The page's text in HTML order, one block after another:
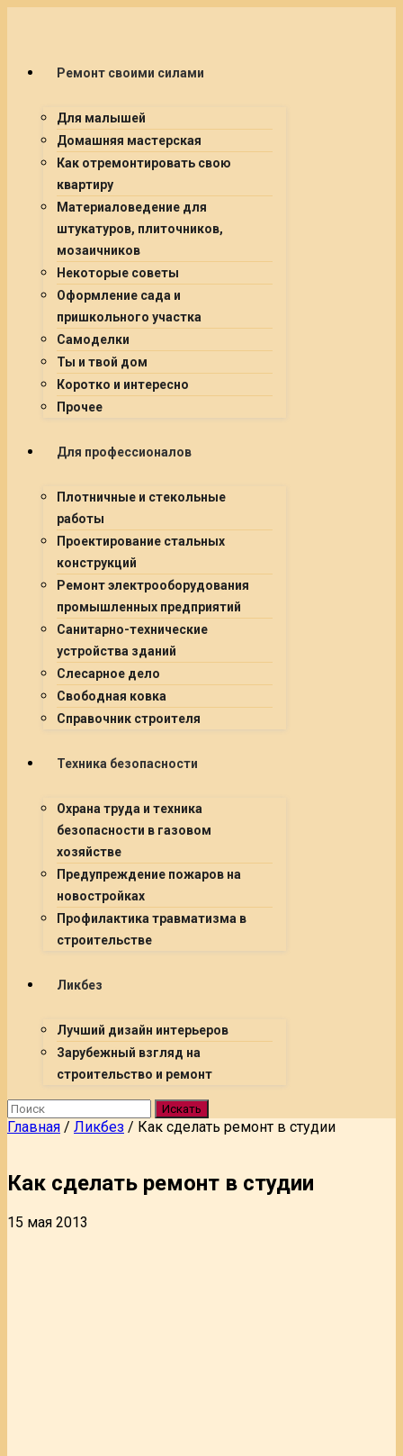
Ремонт своими силами
Для малышей
Домашняя мастерская
Как отремонтировать свою
квартиру
Материаловедение для
штукатуров, плиточников,
мозаичников
Некоторые советы
Оформление сада и
пришкольного участка
Самоделки
Ты и твой дом
Коротко и интересно
Прочее
Для профессионалов
Плотничные и стекольные
работы
Проектирование стальных
конструкций
Ремонт электрооборудования
промышленных предприятий
Санитарно-технические
устройства зданий
Слесарное дело
Свободная ковка
Справочник строителя
Техника безопасности
Охрана труда и техника
безопасности в газовом
хозяйстве
Предупреждение пожаров на
новостройках
Профилактика травматизма в
строительстве
Ликбез
Лучший дизайн интерьеров
Зарубежный взгляд на
строительство и ремонт
Искать
Главная / Ликбез / Как сделать ремонт в студии
Как сделать ремонт в студии
15 мая 2013